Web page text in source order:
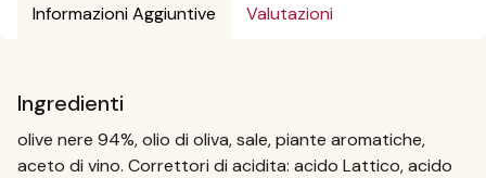
Informazioni Aggiuntive Valutazioni
Ingredienti
olive nere 94%, olio di oliva, sale, piante aromatiche,
aceto di vino. Correttori di acidita: acido Lattico, acido